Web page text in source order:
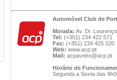
Automóvel Club de
Morada: Av. Dr.
Tel: (+351) 234 422 571
Fax: (+351) 234 425 220
Web: www.acp.pt
Mail: acpaveiro@acp.pt
Horário de
Segunda a Sexta das